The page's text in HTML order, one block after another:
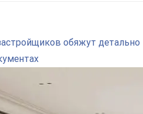
обяжут детально